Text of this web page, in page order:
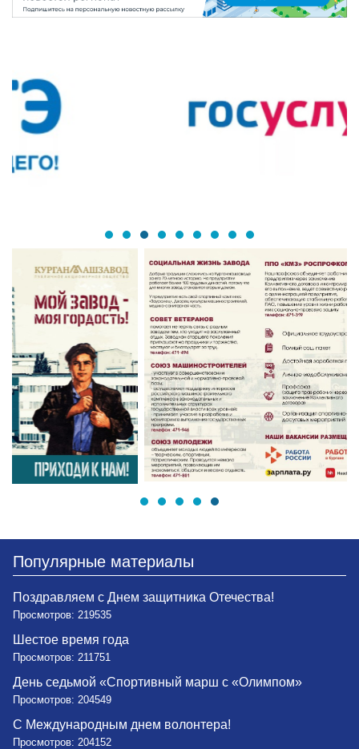
Популярные материалы
Поздравляем с Днем защитника Отечества!
Просмотров: 219535
Шестое время года
Просмотров: 211751
День седьмой «Спортивный марш с «Олимпом»
Просмотров: 204549
С Международным днем волонтера!
Просмотров: 204152